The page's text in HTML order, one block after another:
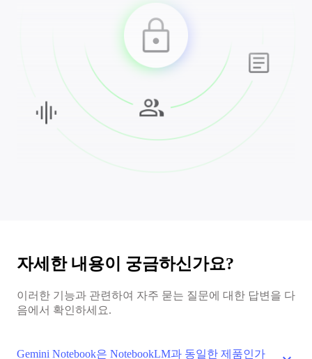
자세한 내용이 궁금하신가요?
이러한 기능과 관련하여 자주 묻는 질문에 대한 답변을 다
음에서 확인하세요.
Gemini Notebook은 NotebookLM과 동일한 제품인가